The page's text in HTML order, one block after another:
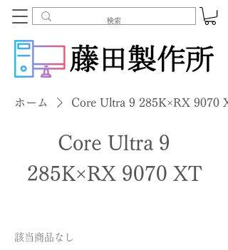
ホーム Core Ultra 9 285K×RX 9070
Core Ultra 9
285K×RX 9070 XT
該当商品なし